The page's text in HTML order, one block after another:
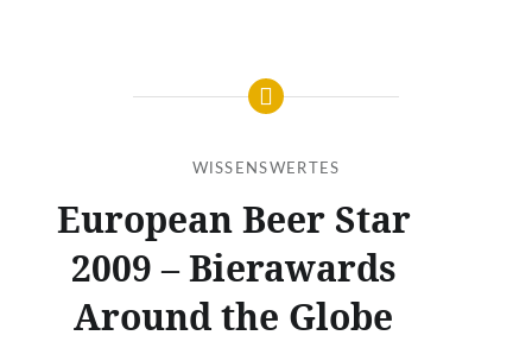
WISSENSWERTES
European Beer Star
2009 – Bierawards
Around the Globe